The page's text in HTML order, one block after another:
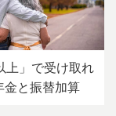
上」で受け取れ
金と振替加算